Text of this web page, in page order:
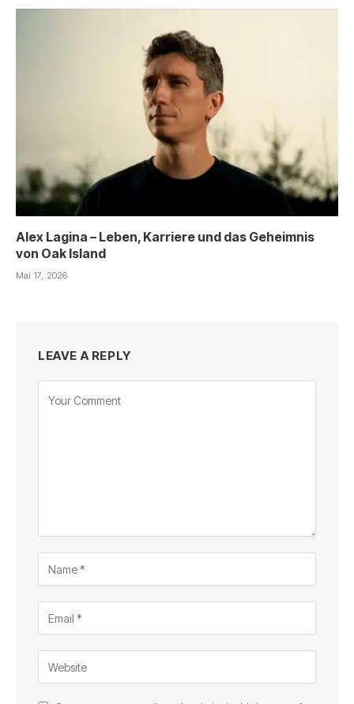
Alex Lagina – Leben, Karriere und das Geheimnis
von Oak Island
Mai 17, 2026
LEAVE A REPLY